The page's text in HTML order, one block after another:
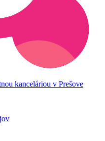
kanceláriou v Prešove